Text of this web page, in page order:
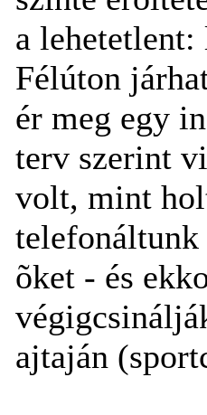
a
Félúton
ér meg egy
terv szerint
volt, mint
telefonáltunk
õket - és
ajtaján